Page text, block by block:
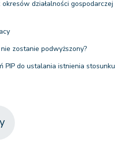
działalności gospodarczej
zostanie podwyższony?
PIP do ustalania istnienia stosunku